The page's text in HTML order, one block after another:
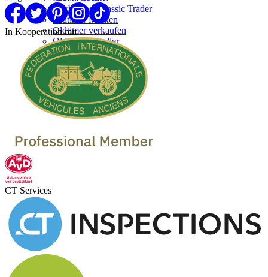
Werben bei Classic Trader
Oldtimer Marken
Oldtimer verkaufen
Oldtimer Händler
In Kooperation mit
CT Services